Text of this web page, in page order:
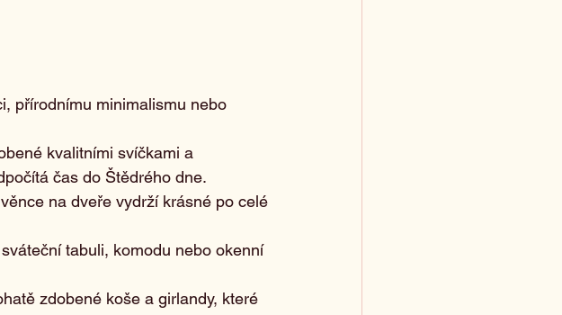
přírodnímu minimalismu nebo
kvalitními svíčkami a
čas do Štědrého dne.
na dveře vydrží krásné po celé
tabuli, komodu nebo okenní
zdobené koše a girlandy, které